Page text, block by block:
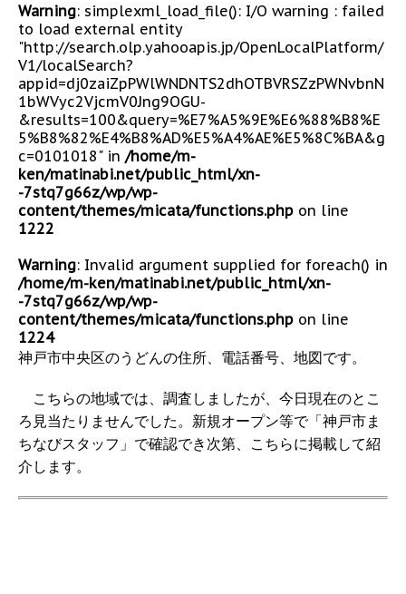
Warning: simplexml_load_file(): I/O warning : failed
to load external entity
"http://search.olp.yahooapis.jp/OpenLocalPlatform/
V1/localSearch?
appid=dj0zaiZpPWlWNDNTS2dhOTBVRSZzPWNvbnN
1bWVyc2VjcmV0Jng9OGU-
&results=100&query=%E7%A5%9E%E6%88%B8%E
5%B8%82%E4%B8%AD%E5%A4%AE%E5%8C%BA&g
c=0101018" in /home/m-
ken/matinabi.net/public_html/xn-
-7stq7g66z/wp/wp-
content/themes/micata/functions.php on line
1222
Warning: Invalid argument supplied for foreach() in
/home/m-ken/matinabi.net/public_html/xn-
-7stq7g66z/wp/wp-
content/themes/micata/functions.php on line
1224
神戸市中央区のうどんの住所、電話番号、地図です。
こちらの地域では、調査しましたが、今日現在のとこ
ろ見当たりませんでした。新規オープン等で「神戸市ま
ちなびスタッフ」で確認でき次第、こちらに掲載して紹
介します。